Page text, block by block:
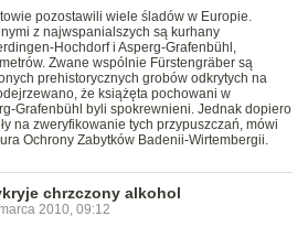
pozostawili wiele śladów w Europie.
z najwspanialszych są kurhany
Hochdorf i Asperg-Grafenbühl,
Zwane wspólnie Fürstengräber są
prehistorycznych grobów odkrytych na
że książęta pochowani w
Grafenbühl byli spokrewnieni. Jednak dopiero
na zweryfikowanie tych przypuszczań, mówi
Ochrony Zabytków Badenii-Wirtembergii.
chrzczony alkohol
2010, 09:12